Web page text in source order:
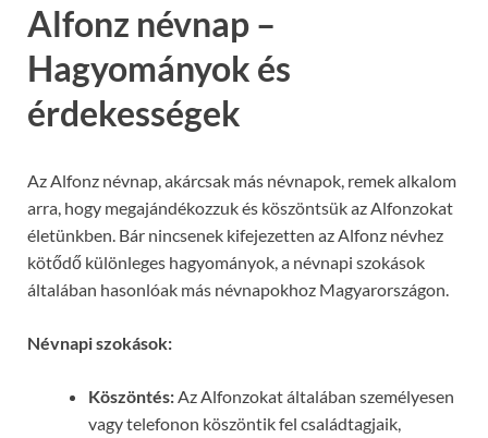
Alfonz névnap –
Hagyományok és
érdekességek
Az Alfonz névnap, akárcsak más névnapok, remek alkalom
arra, hogy megajándékozzuk és köszöntsük az Alfonzokat
életünkben. Bár nincsenek kifejezetten az Alfonz névhez
kötődő különleges hagyományok, a névnapi szokások
általában hasonlóak más névnapokhoz Magyarországon.
Névnapi szokások:
Köszöntés: Az Alfonzokat általában személyesen
vagy telefonon köszöntik fel családtagjaik,